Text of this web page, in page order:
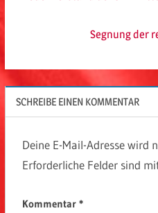
Segnung der
SCHREIBE EINEN KOMMENTAR
Deine E-Mail-Adresse wird
Erforderliche Felder sind
Kommentar *